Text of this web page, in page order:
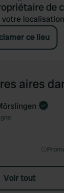
de
votre
ce lieu
aires
Voir tout